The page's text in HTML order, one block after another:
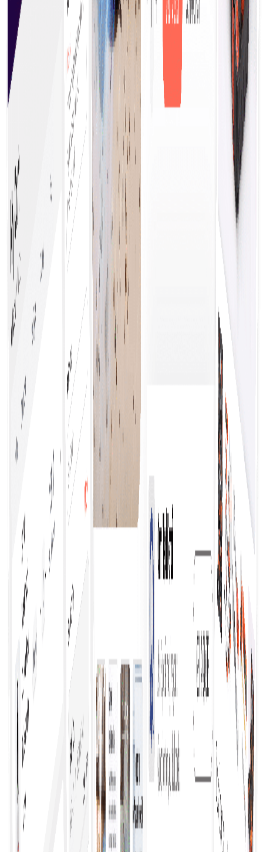
ευκαιρίες. Οι βελτιωμένες διαδικασίες, οι σαφείς
πληροφορίες και οι προσβάσιμες επιλογές δίνουν
στους αγοραστές τη δυνατότητα να ενεργούν
αποφασιστικά και με αυτοπεποίθηση.
Απλοποιημένες αγορές
Η έναρξη προμηθειών επί τόπου δίνει τη δυνατότητα
στις επιχειρήσεις να λαμβάνουν άμεσα αποφάσεις
αγοράς, εξορθολογίζοντας τις λειτουργίες και
βελτιώνοντας την αποδοτικότητα. Η προσέγγιση
αυτή μειώνει τις καθυστερήσεις, εξασφαλίζοντας
έγκαιρη πρόσβαση σε βασικά αγαθά και υπηρεσίες.
Πλήρης ορατότητα
Η αποτελεσματική διαχείριση και ο έλεγχος των
οργανωτικών δαπανών ενισχύει την τήρηση του
προϋπολογισμού, εντοπίζει ευκαιρίες
εξοικονόμησης κόστους και προωθεί τη λήψη
στρατηγικών αποφάσεων για βιώσιμη ανάπτυξη.
Συνεπείς επιχειρηματικοί κανόνες
Εξασφαλίζει ομοιομορφία στη λήψη αποφάσεων,
ενισχύει τη συμμόρφωση και εξορθολογίζει τις
διαδικασίες, οδηγώντας σε βελτιωμένη
αποδοτικότητα και μειωμένα σφάλματα.
Βρείτε τις ανάγκες της επιχείρησής σας
Η ανακάλυψη των καλύτερων προϊόντων και
υπηρεσιών προϋποθέτει ενδελεχή έρευνα, σύγκριση
επιλογών, ανάγνωση κριτικών και αξιοποίηση
συστάσεων για να διασφαλίσετε την ποιότητα, την
αξία και την ικανοποίηση των επιλογών σας.
Αποκτήστε προσφορές χωρίς κόπο
Λάβετε προσφορές χωρίς κόπο, χρησιμοποιώντας
βελτιωμένες διαδικασίες που συνδέουν τους
αγοραστές με πολλούς προμηθευτές, επιτρέποντας
γρήγορες συγκρίσεις και τεκμηριωμένες αποφάσεις
χωρίς την ταλαιπωρία των χειροκίνητων ερευνών.
Πάρτε απόφαση αγοράς γρηγορότερα